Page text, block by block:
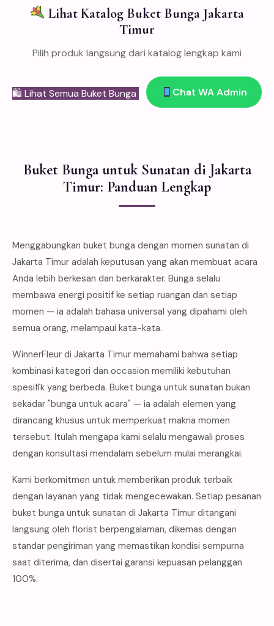
Lihat Katalog Buket Bunga Jakarta
Timur
Pilih produk langsung dari katalog lengkap kami
🛍 Lihat Semua Buket Bunga Chat WA Admin
Buket Bunga untuk Sunatan di Jakarta
Timur: Panduan Lengkap
Menggabungkan buket bunga dengan momen sunatan di
Jakarta Timur adalah keputusan yang akan membuat acara
Anda lebih berkesan dan berkarakter. Bunga selalu
membawa energi positif ke setiap ruangan dan setiap
momen — ia adalah bahasa universal yang dipahami oleh
semua orang, melampaui kata-kata.
WinnerFleur di Jakarta Timur memahami bahwa setiap
kombinasi kategori dan occasion memiliki kebutuhan
spesifik yang berbeda. Buket bunga untuk sunatan bukan
sekadar "bunga untuk acara" — ia adalah elemen yang
dirancang khusus untuk memperkuat makna momen
tersebut. Itulah mengapa kami selalu mengawali proses
dengan konsultasi mendalam sebelum mulai merangkai.
Kami berkomitmen untuk memberikan produk terbaik
dengan layanan yang tidak mengecewakan. Setiap pesanan
buket bunga untuk sunatan di Jakarta Timur ditangani
langsung oleh florist berpengalaman, dikemas dengan
standar pengiriman yang memastikan kondisi sempurna
saat diterima, dan disertai garansi kepuasan pelanggan
100%.